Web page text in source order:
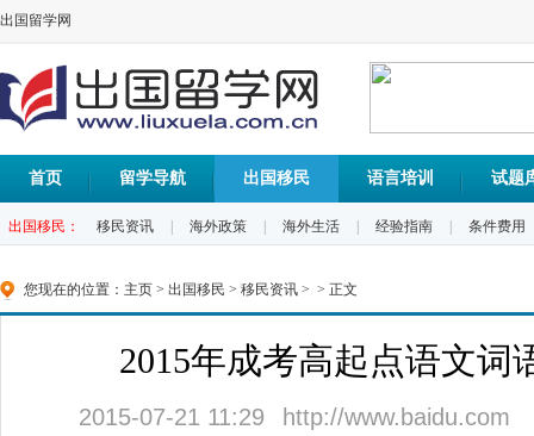
出国留学网
首页 留学导航 出国移民 语言培训 试题
出国移民： 移民资讯 海外政策 海外生活 经验指南 条件费用
您现在的位置： 主页 > 出国移民 > 移民资讯 > > 正文
2015年成考高起点语文词
2015-07-21 11:29 http://www.baidu.com